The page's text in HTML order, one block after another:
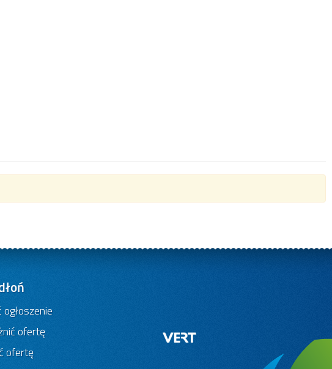
ogłoszenie
ofertę
ofertę